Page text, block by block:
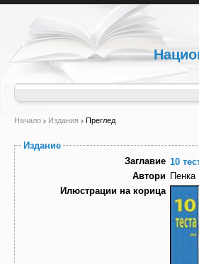
Начало Издания Преглед
Издание
Заглавие 10
Автори Пенка
Илюстрации на корица